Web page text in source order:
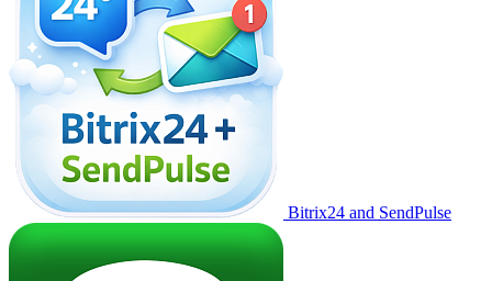
Bitrix24 and SendPulse